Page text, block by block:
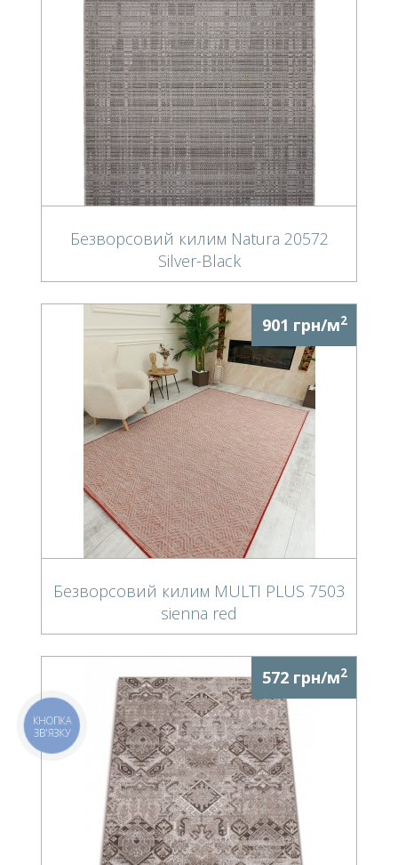
Безворсовий килим Natura 20572
Silver-Black
901 грн/м2
Безворсовий килим MULTI PLUS 7503
sienna red
572 грн/м2
КНОПКА
ЗВ'ЯЗКУ